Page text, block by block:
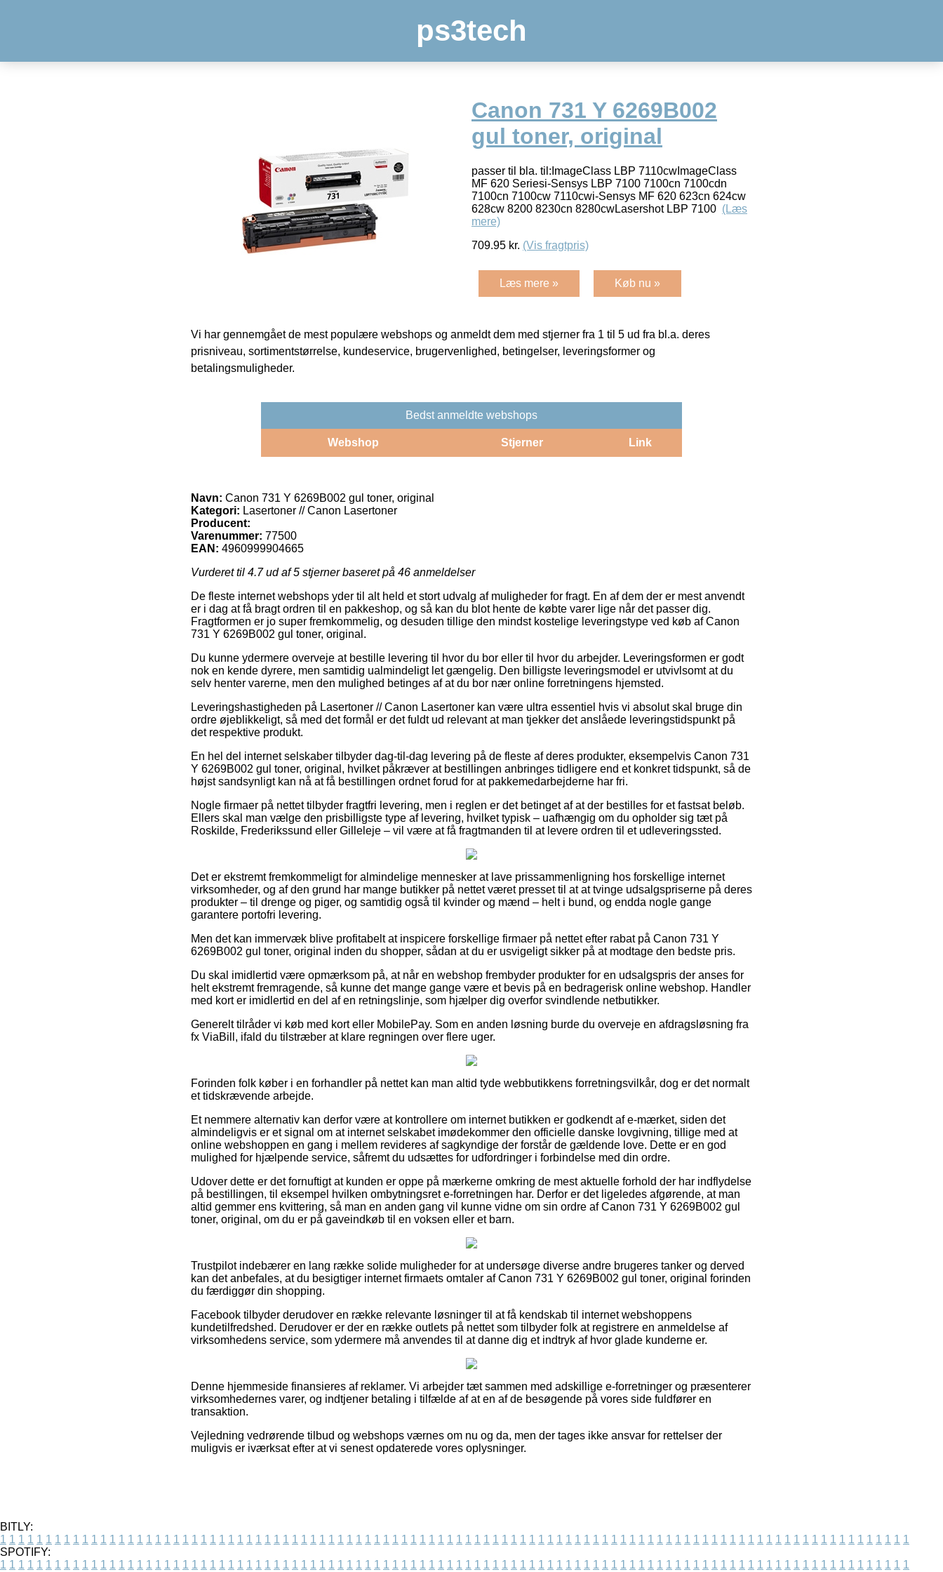
ps3tech
Canon 731 Y 6269B002
gul toner, original
passer til bla. til:ImageClass LBP 7110cwImageClass
MF 620 Seriesi-Sensys LBP 7100 7100cn 7100cdn
7100cn 7100cw 7110cwi-Sensys MF 620 623cn 624cw
628cw 8200 8230cn 8280cwLasershot LBP 7100 (Læs
mere)
709.95 kr. (Vis fragtpris)
Læs mere » Køb nu »
Vi har gennemgået de mest populære webshops og anmeldt dem med stjerner fra 1 til 5 ud fra bl.a. deres
prisniveau, sortimentstørrelse, kundeservice, brugervenlighed, betingelser, leveringsformer og
betalingsmuligheder.
Bedst anmeldte webshops
Webshop Stjerner Link
Navn: Canon 731 Y 6269B002 gul toner, original
Kategori: Lasertoner // Canon Lasertoner
Producent:
Varenummer: 77500
EAN: 4960999904665
Vurderet til 4.7ud af 5 stjerner baseret på 46 anmeldelser
De fleste internet webshops yder til alt held et stort udvalg af muligheder for fragt. En af dem der er mest anvendt
er i dag at få bragt ordren til en pakkeshop, og så kan du blot hente de købte varer lige når det passer dig.
Fragtformen er jo super fremkommelig, og desuden tillige den mindst kostelige leveringstype ved køb af Canon
731 Y 6269B002 gul toner, original.
Du kunne ydermere overveje at bestille levering til hvor du bor eller til hvor du arbejder. Leveringsformen er godt
nok en kende dyrere, men samtidig ualmindeligt let gængelig. Den billigste leveringsmodel er utvivlsomt at du
selv henter varerne, men den mulighed betinges af at du bor nær online forretningens hjemsted.
Leveringshastigheden på Lasertoner // Canon Lasertoner kan være ultra essentiel hvis vi absolut skal bruge din
ordre øjeblikkeligt, så med det formål er det fuldt ud relevant at man tjekker det anslåede leveringstidspunkt på
det respektive produkt.
En hel del internet selskaber tilbyder dag-til-dag levering på de fleste af deres produkter, eksempelvis Canon 731
Y 6269B002 gul toner, original, hvilket påkræver at bestillingen anbringes tidligere end et konkret tidspunkt, så de
højst sandsynligt kan nå at få bestillingen ordnet forud for at pakkemedarbejderne har fri.
Nogle firmaer på nettet tilbyder fragtfri levering, men i reglen er det betinget af at der bestilles for et fastsat beløb.
Ellers skal man vælge den prisbilligste type af levering, hvilket typisk – uafhængig om du opholder sig tæt på
Roskilde, Frederikssund eller Gilleleje – vil være at få fragtmanden til at levere ordren til et udleveringssted.
Det er ekstremt fremkommeligt for almindelige mennesker at lave prissammenligning hos forskellige internet
virksomheder, og af den grund har mange butikker på nettet været presset til at at tvinge udsalgspriserne på deres
produkter – til drenge og piger, og samtidig også til kvinder og mænd – helt i bund, og endda nogle gange
garantere portofri levering.
Men det kan immervæk blive profitabelt at inspicere forskellige firmaer på nettet efter rabat på Canon 731 Y
6269B002 gul toner, original inden du shopper, sådan at du er usvigeligt sikker på at modtage den bedste pris.
Du skal imidlertid være opmærksom på, at når en webshop frembyder produkter for en udsalgspris der anses for
helt ekstremt fremragende, så kunne det mange gange være et bevis på en bedragerisk online webshop. Handler
med kort er imidlertid en del af en retningslinje, som hjælper dig overfor svindlende netbutikker.
Generelt tilråder vi køb med kort eller MobilePay. Som en anden løsning burde du overveje en afdragsløsning fra
fx ViaBill, ifald du tilstræber at klare regningen over flere uger.
Forinden folk køber i en forhandler på nettet kan man altid tyde webbutikkens forretningsvilkår, dog er det normalt
et tidskrævende arbejde.
Et nemmere alternativ kan derfor være at kontrollere om internet butikken er godkendt af e-mærket, siden det
almindeligvis er et signal om at internet selskabet imødekommer den officielle danske lovgivning, tillige med at
online webshoppen en gang i mellem revideres af sagkyndige der forstår de gældende love. Dette er en god
mulighed for hjælpende service, såfremt du udsættes for udfordringer i forbindelse med din ordre.
Udover dette er det fornuftigt at kunden er oppe på mærkerne omkring de mest aktuelle forhold der har indflydelse
på bestillingen, til eksempel hvilken ombytningsret e-forretningen har. Derfor er det ligeledes afgørende, at man
altid gemmer ens kvittering, så man en anden gang vil kunne vidne om sin ordre af Canon 731 Y 6269B002 gul
toner, original, om du er på gaveindkøb til en voksen eller et barn.
Trustpilot indebærer en lang række solide muligheder for at undersøge diverse andre brugeres tanker og derved
kan det anbefales, at du besigtiger internet firmaets omtaler af Canon 731 Y 6269B002 gul toner, original forinden
du færdiggør din shopping.
Facebook tilbyder derudover en række relevante løsninger til at få kendskab til internet webshoppens
kundetilfredshed. Derudover er der en række outlets på nettet som tilbyder folk at registrere en anmeldelse af
virksomhedens service, som ydermere må anvendes til at danne dig et indtryk af hvor glade kunderne er.
Denne hjemmeside finansieres af reklamer. Vi arbejder tæt sammen med adskillige e-forretninger og præsenterer
virksomhedernes varer, og indtjener betaling i tilfælde af at en af de besøgende på vores side fuldfører en
transaktion.
Vejledning vedrørende tilbud og webshops værnes om nu og da, men der tages ikke ansvar for rettelser der
muligvis er iværksat efter at vi senest opdaterede vores oplysninger.
BITLY:
1 1 1 1 1 1 1 1 1 1 1 1 1 1 1 1 1 1 1 1 1 1 1 1 1 1 1 1 1 1 1 1 1 1 1 1 1 1 1 1 1 1 1 1 1 1 1 1 1 1 1 1 1 1 1 1 1 1 1 1 1 1 1 1 1 1 1 1 1 1 1 1 1 1 1 1 1 1 1 1 1 1 1 1 1 1 1 1 1 1 1 1 1 1 1 1 1 1 1 1
SPOTIFY:
1 1 1 1 1 1 1 1 1 1 1 1 1 1 1 1 1 1 1 1 1 1 1 1 1 1 1 1 1 1 1 1 1 1 1 1 1 1 1 1 1 1 1 1 1 1 1 1 1 1 1 1 1 1 1 1 1 1 1 1 1 1 1 1 1 1 1 1 1 1 1 1 1 1 1 1 1 1 1 1 1 1 1 1 1 1 1 1 1 1 1 1 1 1 1 1 1 1 1 1